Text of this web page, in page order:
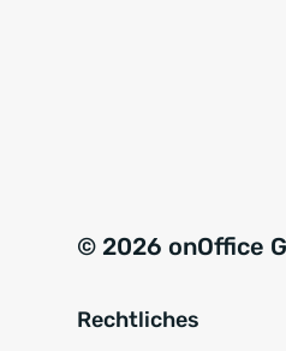
© 2026 onOffice
Rechtliches